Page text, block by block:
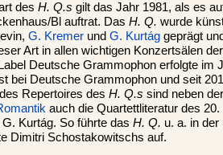
des H. Q.s gilt das Jahr 1981, als es
Bl auftrat. Das H. Q. wurde
G. Kremer und G. Kurtág geprägt
Art in allen wichtigen Konzertsälen
Deutsche Grammophon erfolgte im
bei Deutsche Grammophon und seit
Repertoires des H. Q.s sind neben
auch die Quartettliteratur des
G. Kurtág. So führte das H. Q. u. a. in
Dimitri Schostakowitschs auf.